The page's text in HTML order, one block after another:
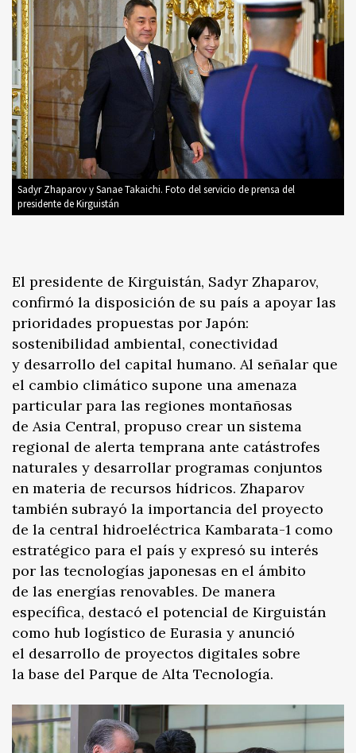
Sadyr Zhaparov y Sanae Takaichi. Foto del servicio de prensa del
presidente de Kirguistán
El presidente de Kirguistán, Sadyr Zhaparov,
confirmó la disposición de su país a apoyar las
prioridades propuestas por Japón:
sostenibilidad ambiental, conectividad
y desarrollo del capital humano. Al señalar que
el cambio climático supone una amenaza
particular para las regiones montañosas
de Asia Central, propuso crear un sistema
regional de alerta temprana ante catástrofes
naturales y desarrollar programas conjuntos
en materia de recursos hídricos. Zhaparov
también subrayó la importancia del proyecto
de la central hidroeléctrica Kambarata-1 como
estratégico para el país y expresó su interés
por las tecnologías japonesas en el ámbito
de las energías renovables. De manera
específica, destacó el potencial de Kirguistán
como hub logístico de Eurasia y anunció
el desarrollo de proyectos digitales sobre
la base del Parque de Alta Tecnología.